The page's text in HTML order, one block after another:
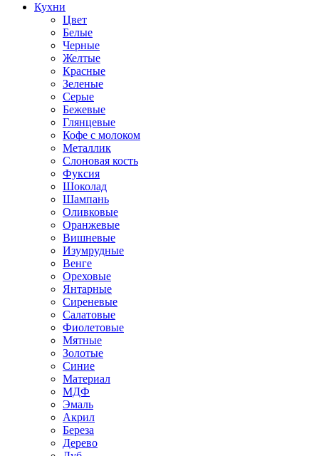
Кухни
Цвет
Белые
Черные
Желтые
Красные
Зеленые
Серые
Бежевые
Глянцевые
Кофе с молоком
Металлик
Слоновая кость
Фуксия
Шоколад
Шампань
Оливковые
Оранжевые
Вишневые
Изумрудные
Венге
Ореховые
Янтарные
Сиреневые
Салатовые
Фиолетовые
Мятные
Золотые
Синие
Материал
МДФ
Эмаль
Акрил
Береза
Дерево